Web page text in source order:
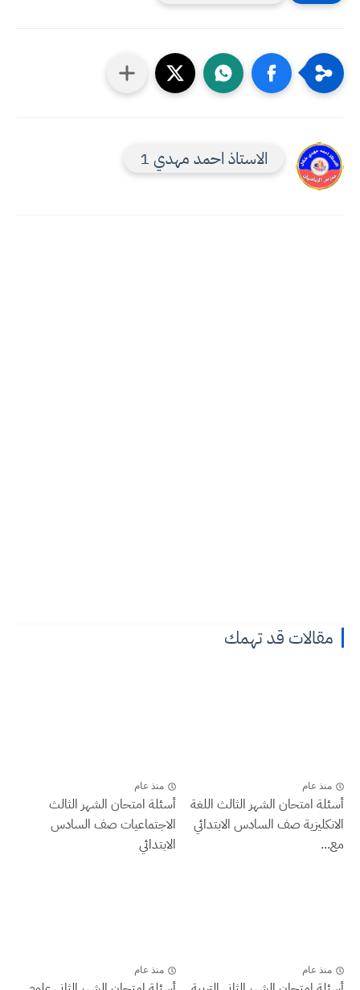
الاستاذ احمد مهدي 1
مقالات قد تهمك
منذ عام
أسئلة امتحان الشهر الثالث اللغة
الانكليزية صف السادس الابتدائي
مع...
منذ عام
أسئلة امتحان الشهر الثالث
الاجتماعيات صف السادس
الابتدائي
منذ عام منذ عام